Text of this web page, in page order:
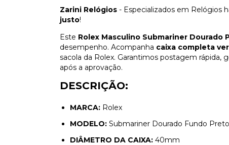
Zarini Relógios - Especializados em Relógios
justo!
Este Rolex Masculino Submariner Dourado
desempenho. Acompanha caixa completa
sacola da Rolex. Garantimos postagem
após a aprovação.
DESCRIÇÃO:
MARCA: Rolex
MODELO: Submariner Dourado Fundo Preto
DIÂMETRO DA CAIXA: 40mm